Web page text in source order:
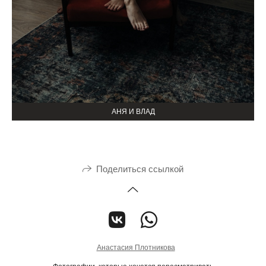
АНЯ И ВЛАД
Поделиться ссылкой
Анастасия Плотникова